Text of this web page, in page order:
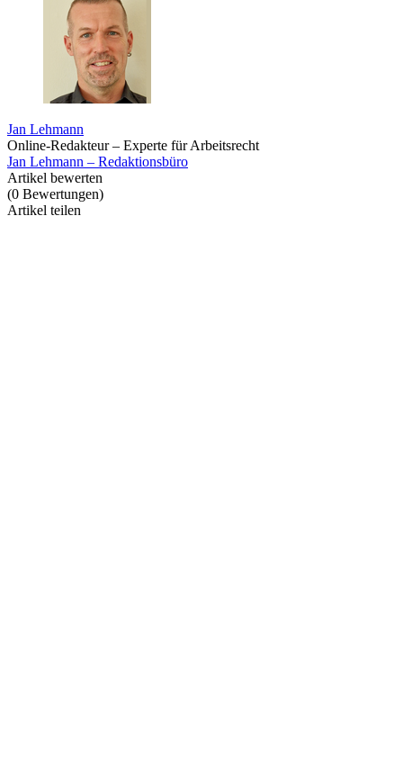
Jan Lehmann
Online-Redakteur – Experte für Arbeitsrecht
Jan Lehmann – Redaktionsbüro
Artikel bewerten
(0 Bewertungen)
Artikel teilen